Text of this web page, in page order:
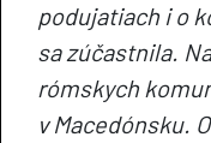
podujatiach i o
sa zúčastnila.
rómskych
v Macedónsku.